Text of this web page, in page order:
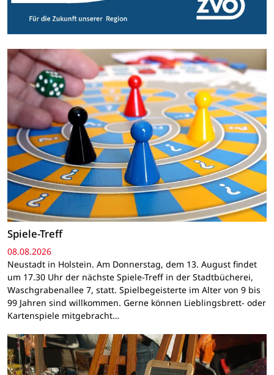
Spiele-Treff
08.08.2026
Neustadt in Holstein. Am Donnerstag, dem 13. August findet
um 17.30 Uhr der nächste Spiele-Treff in der Stadtbücherei,
Waschgrabenallee 7, statt. Spielbegeisterte im Alter von 9 bis
99 Jahren sind willkommen. Gerne können Lieblingsbrett- oder
Kartenspiele mitgebracht…